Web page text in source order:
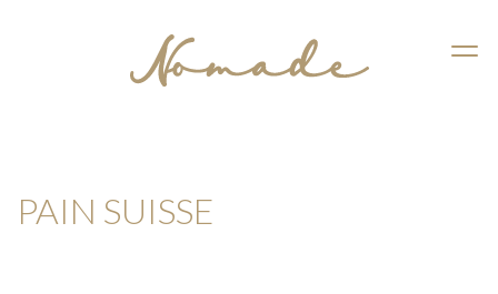
PAIN SUISSE